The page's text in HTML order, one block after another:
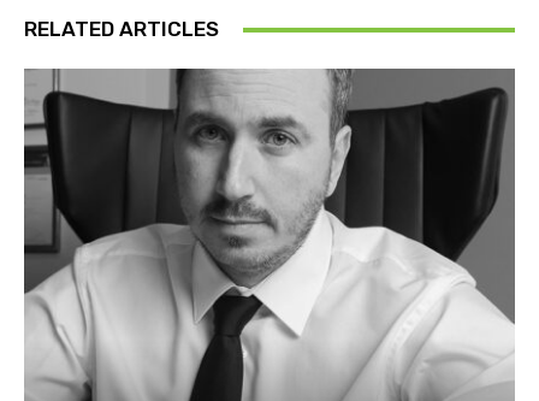
RELATED ARTICLES